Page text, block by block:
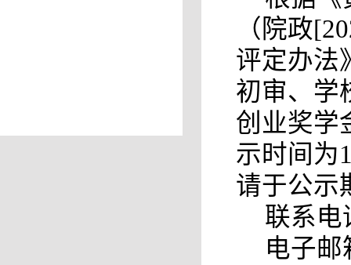
（院政
评定办法
初审、学
创业奖学
示时间为
请于公示
联系电
电子邮